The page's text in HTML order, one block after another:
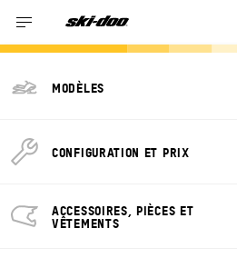
MODÈLES
CONFIGURATION ET PRIX
ACCESSOIRES, PIÈCES ET
VÊTEMENTS
COMMENT FAIRE
L'ENTRETIEN DE
MOTONEIGE DE
PENDANT LA